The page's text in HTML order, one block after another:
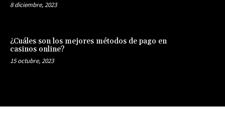
8 diciembre, 2023
¿Cuáles son los mejores métodos de pago en
casinos online?
15 octubre, 2023